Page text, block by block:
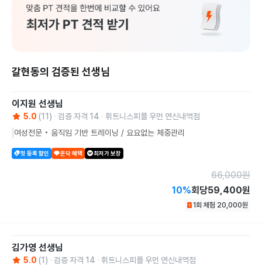
갈현동의 검증된 선생님
이지원 선생님
5.0 (11 ) 검증 자격 14
휘트니스피플 우먼 연신내역점
여성전문 • 움직임 기반 트레이닝 / 요요없는 체중관리
첫 등록 할인 운닥 혜택 최저가 보장
66,000원
10%회당59,400원
1회 체험 20,000원
김가영 선생님
5.0 (1 ) 검증 자격 14
휘트니스피플 우먼 연신내역점